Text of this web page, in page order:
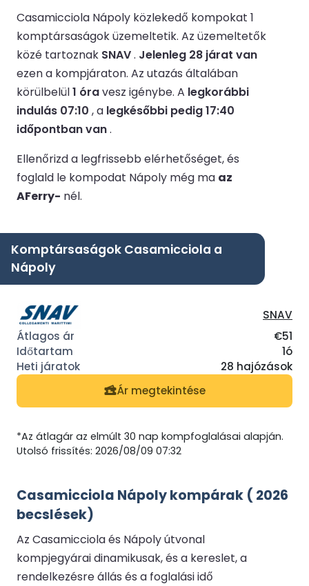
Casamicciola Nápoly közlekedő kompokat 1
komptársaságok üzemeltetik. Az üzemeltetők
közé tartoznak SNAV. Jelenleg 28 járat van
ezen a kompjáraton. Az utazás általában
körülbelül1 óravesz igénybe. A legkorábbi
indulás 07:10 , a legkésőbbi pedig 17:40
időpontban van.
Ellenőrizd a legfrissebb elérhetőséget, és
foglald le kompodat Nápoly még ma az
AFerry- nél.
Komptársaságok Casamicciola a
Nápoly
SNAV
€51
1ó
28 hajózások
Ár megtekintése
*Az átlagár az elmúlt 30 nap kompfoglalásai alapján.
Utolsó frissítés: 2026/08/09 07:32
Casamicciola Nápoly kompárak ( 2026
becslések)
Az Casamicciola és Nápoly útvonal
kompjegyárai dinamikusak, és a kereslet, a
rendelkezésre állás és a foglalási idő